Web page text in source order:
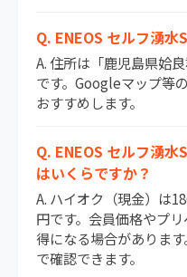
Q. ENEOS セルフ湧水
A. 住所は「鹿児島県姶
です。Googleマップ等
おすすめします。
Q. ENEOS セルフ湧
はいくらですか？
A. ハイオク（現金）は
円です。会員価格やプ
得になる場合がありま
で確認できます。